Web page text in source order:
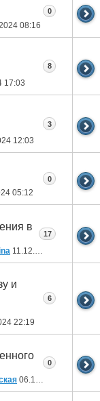
08:16
0
17:03
8
12:03
3
05:12
0
в
11.12.2024
17
и
22:19
6
06.12.2024
0